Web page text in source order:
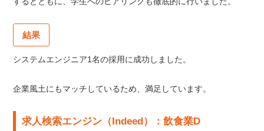
結果
システムエンジニア1名の採用に成功しました。
企業風土にもマッチしているため、満足しています。
求人検索エンジン（Indeed）：飲食業D